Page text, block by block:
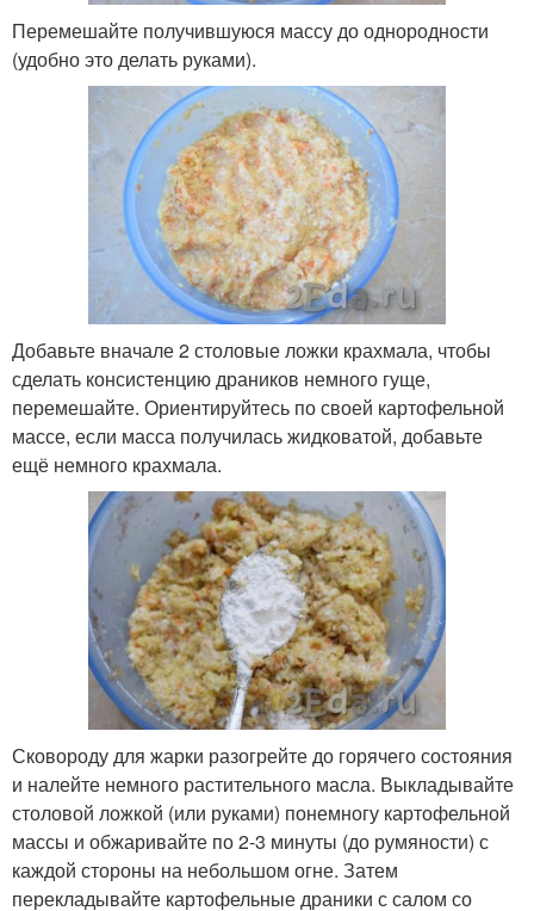
Перемешайте получившуюся массу до однородности
(удобно это делать руками).
Добавьте вначале 2 столовые ложки крахмала, чтобы
сделать консистенцию драников немного гуще,
перемешайте. Ориентируйтесь по своей картофельной
массе, если масса получилась жидковатой, добавьте
ещё немного крахмала.
Сковороду для жарки разогрейте до горячего состояния
и налейте немного растительного масла. Выкладывайте
столовой ложкой (или руками) понемногу картофельной
массы и обжаривайте по 2-3 минуты (до румяности) с
каждой стороны на небольшом огне. Затем
перекладывайте картофельные драники с салом со